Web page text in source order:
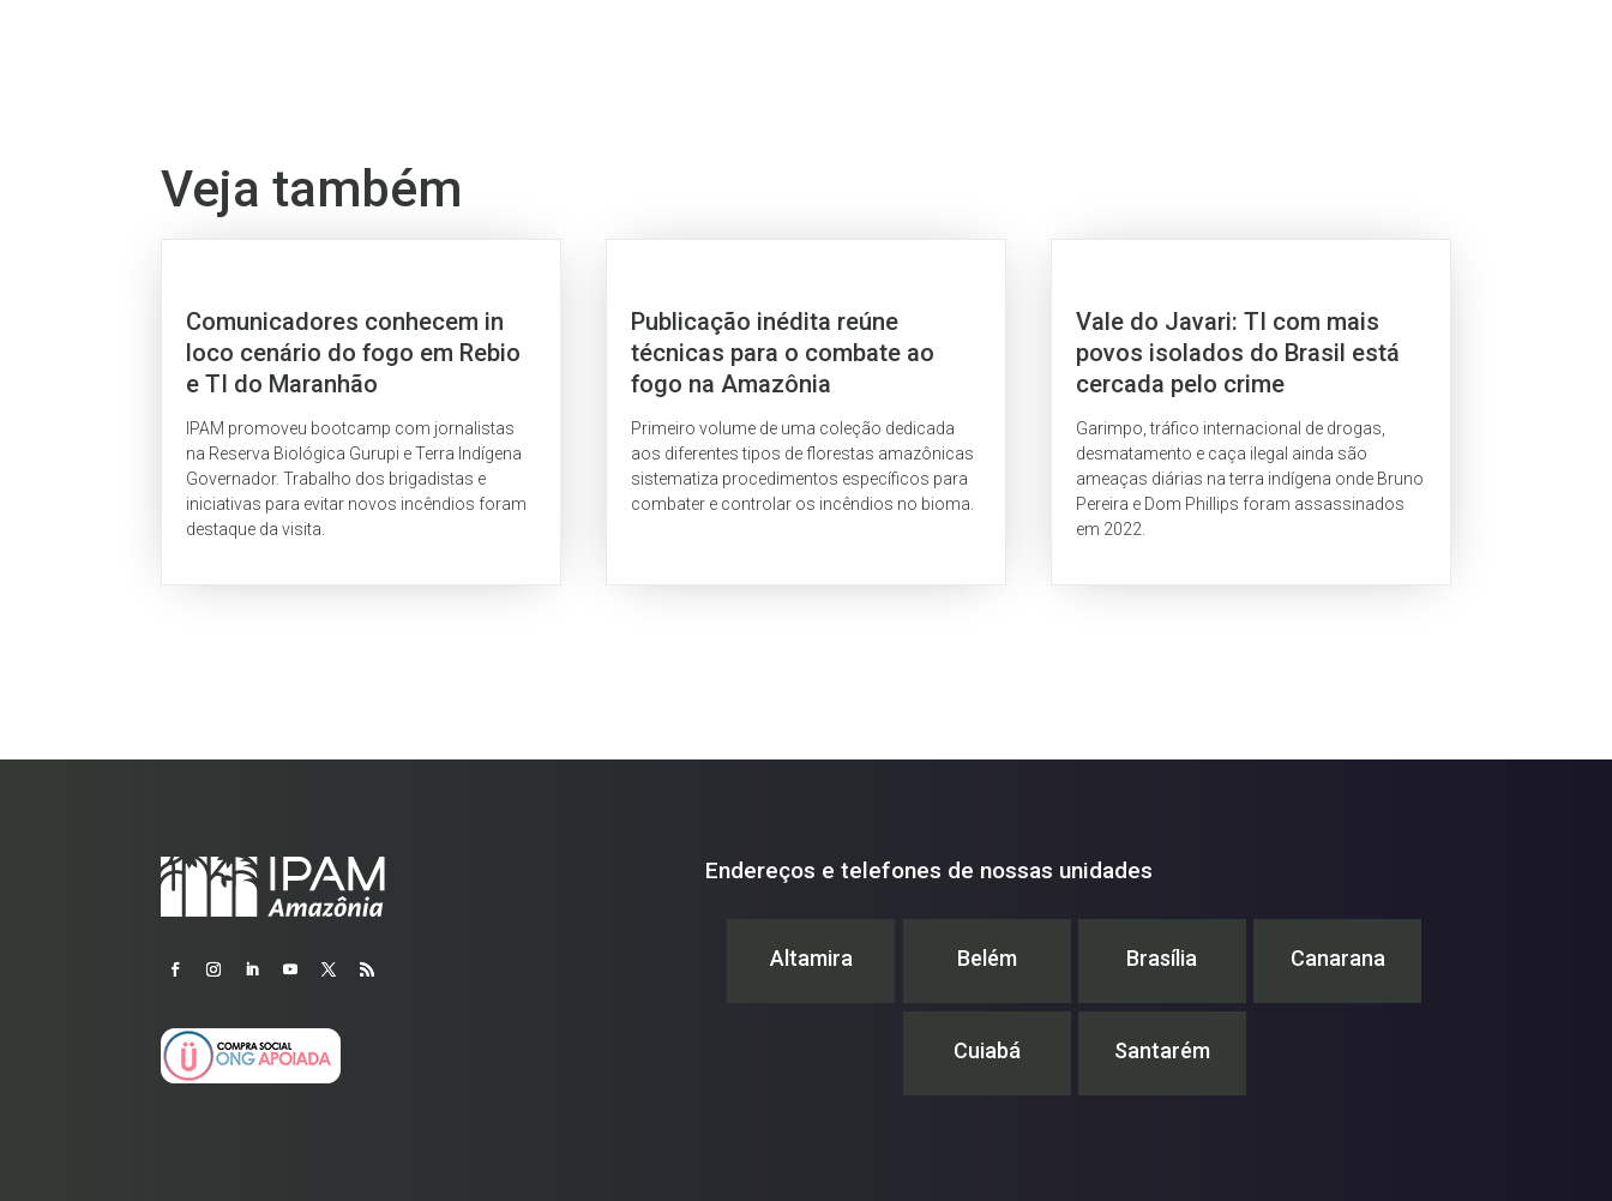
Veja também
Comunicadores conhecem in
loco cenário do fogo em Rebio
e TI do Maranhão
IPAM promoveu bootcamp com jornalistas
na Reserva Biológica Gurupi e Terra Indígena
Governador. Trabalho dos brigadistas e
iniciativas para evitar novos incêndios foram
destaque da visita.
Publicação inédita reúne
técnicas para o combate ao
fogo na Amazônia
Primeiro volume de uma coleção dedicada
aos diferentes tipos de florestas amazônicas
sistematiza procedimentos específicos para
combater e controlar os incêndios no bioma.
Vale do Javari: TI com mais
povos isolados do Brasil está
cercada pelo crime
Garimpo, tráfico internacional de drogas,
desmatamento e caça ilegal ainda são
ameaças diárias na terra indígena onde Bruno
Pereira e Dom Phillips foram assassinados
em 2022.
Endereços e telefones de nossas unidades
Altamira Belém Brasília Canarana
Cuiabá Santarém